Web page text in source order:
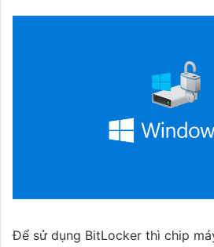
Để sử dụng BitLocker thì chip